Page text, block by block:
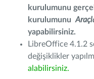
kurulumunu
kurulumunu
yapabilirsiniz.
LibreOffice 4.1.2
değişiklikler
alabilirsiniz.